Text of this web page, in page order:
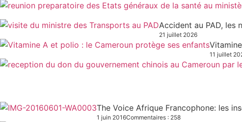
Accident au PAD, les
21 juillet 2026
11 juillet
The Voice Afrique Francophone: les
1 juin 2016Commentaires : 258